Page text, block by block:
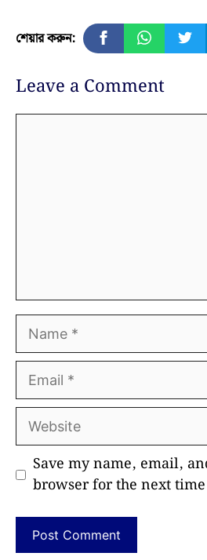
শেয়ার করুন:
Leave a Comment
Name
Email
Website
Save my name, email,
browser for the next